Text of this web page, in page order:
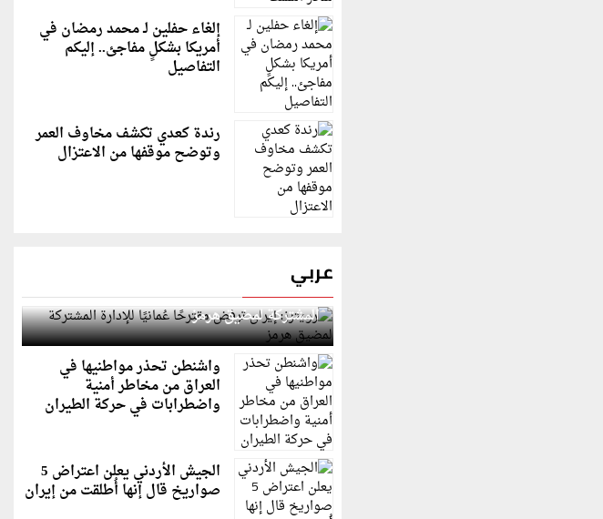
إلغاء حفلين لـ محمد رمضان في
أمريكا بشكلٍ مفاجئ.. إليكم
التفاصيل
رندة كعدي تكشف مخاوف العمر
وتوضح موقفها من الاعتزال
عربي
رويترز: إيران ترفض مقترحًا عُمانيًا للإدارة
المشتركة لمضيق هرمز
واشنطن تحذر مواطنيها في
العراق من مخاطر أمنية
واضطرابات في حركة الطيران
الجيش الأردني يعلن اعتراض 5
صواريخ قال إنها أُطلقت من إيران